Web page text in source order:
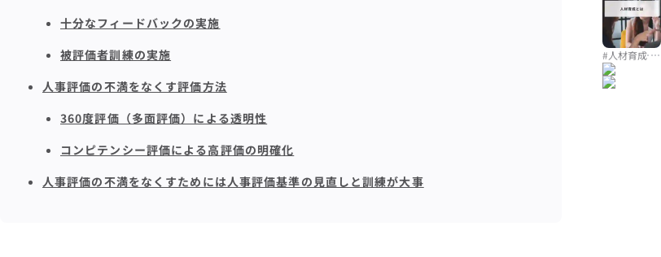
十分なフィードバックの実施
被評価者訓練の実施
人事評価の不満をなくす評価方法
360度評価（多面評価）による透明性
コンピテンシー評価による高評価の明確化
人事評価の不満をなくすためには人事評価基準の見直しと訓練が大事
#人材育成